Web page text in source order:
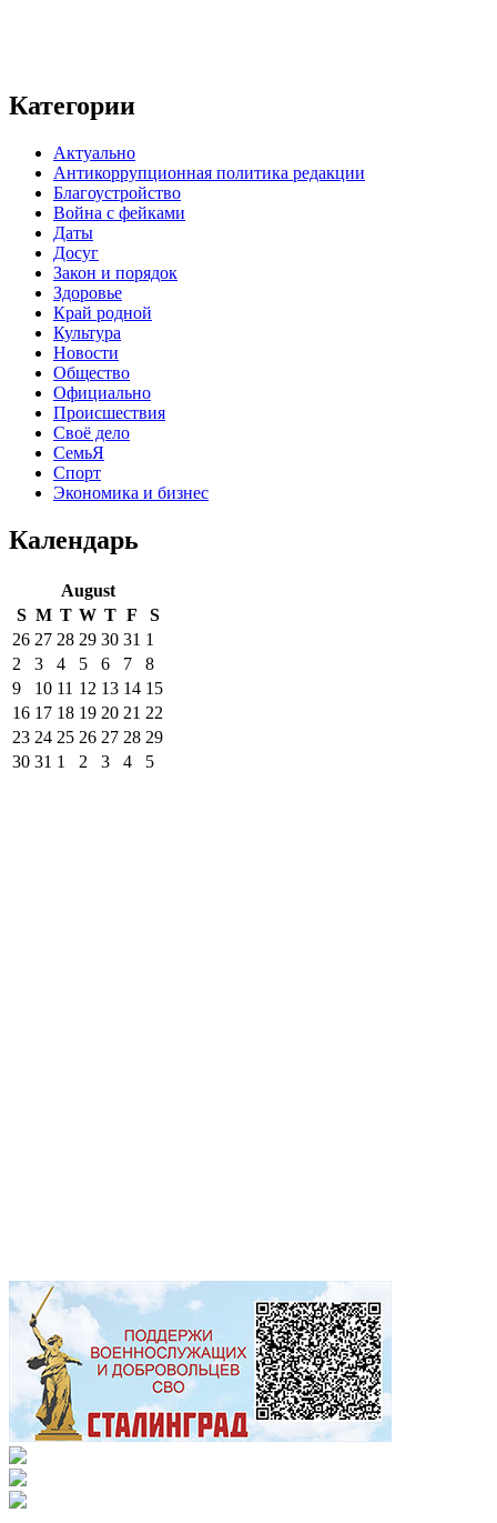
Категории
Актуально
Антикоррупционная политика редакции
Благоустройство
Война с фейками
Даты
Досуг
Закон и порядок
Здоровье
Край родной
Культура
Новости
Общество
Официально
Происшествия
Своё дело
СемьЯ
Спорт
Экономика и бизнес
Календарь
August
S M T W T F
S
26 27 28 29 30 31 1
2
3 4 5 6 7
8
9
10 11 12 13 14 15
16 17 18 19 20 21 22
23 24 25 26 27 28 29
30 31 1 2 3 4 5